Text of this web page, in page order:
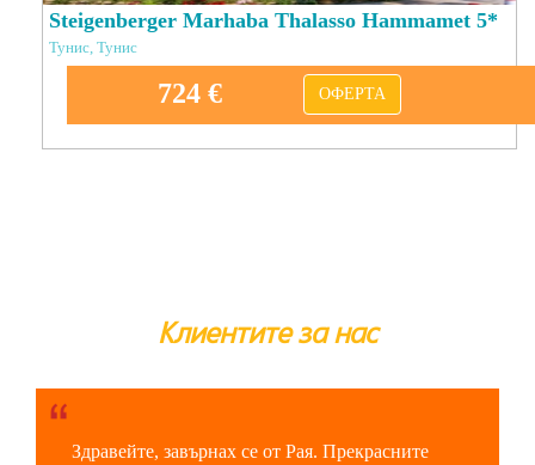
Steigenberger Marhaba Thalasso Hammamet 5*
Тунис, Тунис
724 € ОФЕРТА
Клиентите за нас
Здравейте, завърнах се от Рая. Прекрасните